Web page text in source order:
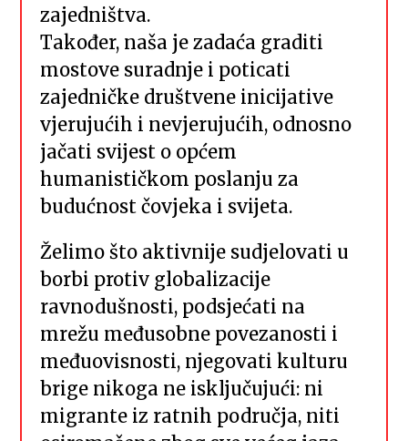
zajedništva.
Također, naša je zadaća graditi
mostove suradnje i poticati
zajedničke društvene inicijative
vjerujućih i nevjerujućih, odnosno
jačati svijest o općem
humanističkom poslanju za
budućnost čovjeka i svijeta.
Želimo što aktivnije sudjelovati u
borbi protiv globalizacije
ravnodušnosti, podsjećati na
mrežu međusobne povezanosti i
međuovisnosti, njegovati kulturu
brige nikoga ne isključujući: ni
migrante iz ratnih područja, niti